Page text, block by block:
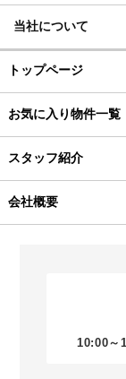
当社について
トップページ
お気に入り物件一覧
スタッフ紹介
会社概要
10:00～